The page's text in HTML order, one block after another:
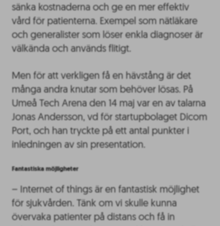
sänka kostnaderna och ge en mer effektiv
vård för patienterna. Exempel som nätläkare
och generalister som löser enkla diagnoser är
välkända och används flitigt.
Men för att verkligen få en hävstång är det
många andra knutar som behöver lösas. På
Umeå Tech Arena den 14 maj var en av talarna
Jonas Andersson, vd för startupbolaget Dicom
Port, och han tryckte på ett antal punkter i
inledningen av sin presentation.
Fantastiska möjligheter
– Internet of things är en fantastisk möjlighet
för sjukvården. Tänk om vi skulle kunna
övervaka patienter på distans och få in